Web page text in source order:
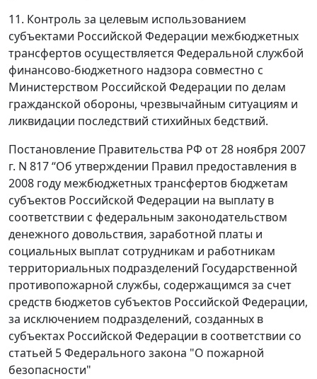
11. Контроль за целевым использованием
субъектами Российской Федерации межбюджетных
трансфертов осуществляется Федеральной службой
финансово-бюджетного надзора совместно с
Министерством Российской Федерации по делам
гражданской обороны, чрезвычайным ситуациям и
ликвидации последствий стихийных бедствий.
Постановление Правительства РФ от 28 ноября 2007
г. N 817 “Об утверждении Правил предоставления в
2008 году межбюджетных трансфертов бюджетам
субъектов Российской Федерации на выплату в
соответствии с федеральным законодательством
денежного довольствия, заработной платы и
социальных выплат сотрудникам и работникам
территориальных подразделений Государственной
противопожарной службы, содержащимся за счет
средств бюджетов субъектов Российской Федерации,
за исключением подразделений, созданных в
субъектах Российской Федерации в соответствии со
статьей 5 Федерального закона "О пожарной
безопасности"